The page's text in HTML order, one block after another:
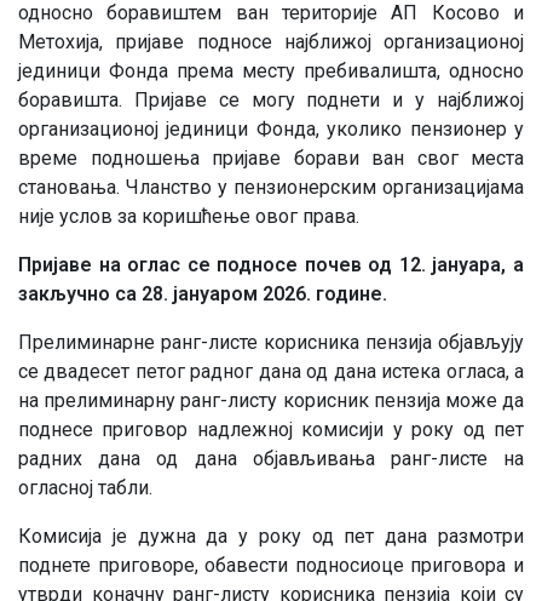
односно боравиштем ван територије АП Косово и
Метохија, пријаве подносе најближој организационој
јединици Фонда према месту пребивалишта, односно
боравишта. Пријаве се могу поднети и у најближој
организационој јединици Фонда, уколико пензионер у
време подношења пријаве борави ван свог места
становања. Чланство у пензионерским организацијама
није услов за коришћење овог права.
Пријаве на оглас се поднoсe почев од 12. јануара, а
закључно са 28. јануаром 2026. године.
Прелиминарне ранг-листе корисника пензија објављују
се двадесет петог радног дана од дана истека огласа, а
на прелиминарну ранг-листу корисник пензија може да
поднесе приговор надлежној комисији у року од пет
радних дана од дана објављивања ранг-листе на
огласној табли.
Комисија је дужна да у року од пет дана размотри
поднете приговоре, обавести подносиоце приговора и
утврди коначну ранг-листу корисника пензија који су